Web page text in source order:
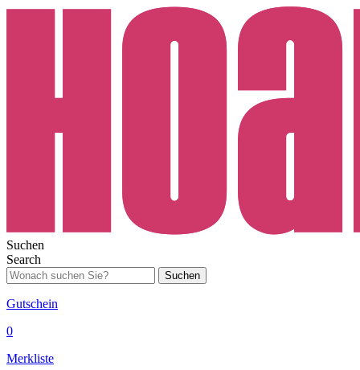
Suchen
Search
Suchen
Gutschein
0
Merkliste